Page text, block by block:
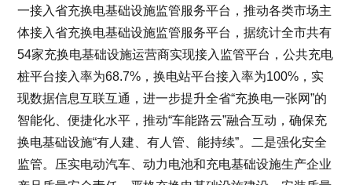
一接入省充换电基础设施监管服务平台，推动各类市场主
体接入省充换电基础设施监管服务平台，据统计全市共有
54家充换电基础设施运营商实现接入监管平台，公共充电
桩平台接入率为68.7%，换电站平台接入率为100%，实
现数据信息互联互通，进一步提升全省“充换电一张网”的
智能化、便捷化水平，推动“车能路云”融合互动，确保充
换电基础设施“有人建、有人管、能持续”。二是强化安全
监管。压实电动汽车、动力电池和充电基础设施生产企业